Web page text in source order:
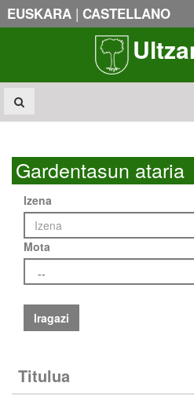
EUSKARA | CASTELLANO
Gardentasun ataria
Izena
Mota
Iragazi
Titulua